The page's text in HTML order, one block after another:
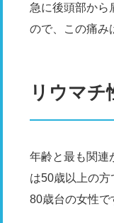
急に後頭部から
ので、この痛み
リウマ
年齢と最も関連
は50歳以上の
80歳台の女性